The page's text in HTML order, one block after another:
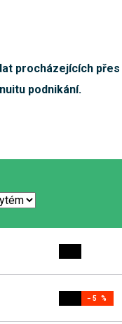
procházejících
podnikání.
−5 %